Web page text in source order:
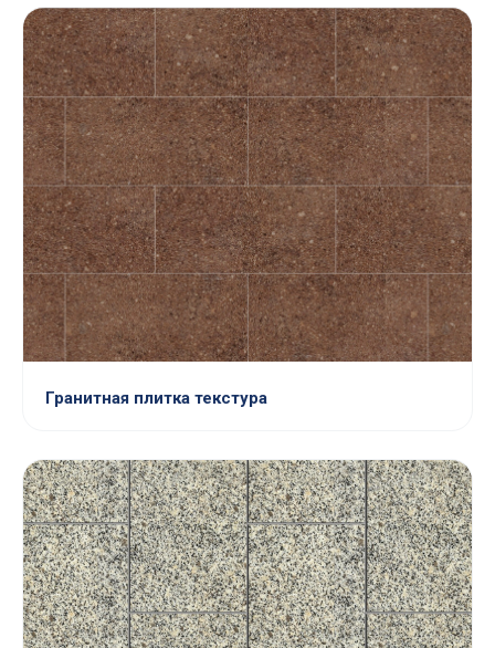
Гранитная плитка текстура